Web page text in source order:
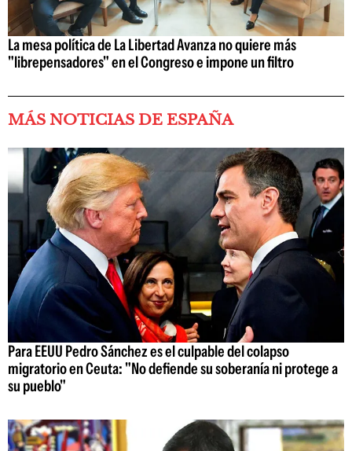
La mesa política de La Libertad Avanza no quiere más
"librepensadores" en el Congreso e impone un filtro
MÁS NOTICIAS DE ESPAÑA
Para EEUU Pedro Sánchez es el culpable del colapso
migratorio en Ceuta: "No defiende su soberanía ni protege a
su pueblo"